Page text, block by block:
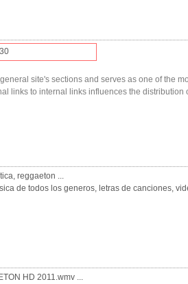
site's sections and serves as one of the
links to internal links influences the
reggaeton ...
de todos los generos, letras de canciones,
HD 2011.wmv ...